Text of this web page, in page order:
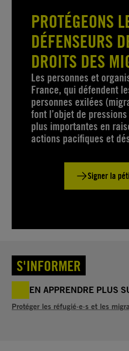
PROTÉGEONS
DÉFENSEURS
DROITS DES
Les personnes et
France, qui défendent
personnes exilées
font l’objet de
plus importantes en
actions pacifiques et
Signer la
S'INFORMER
EN APPRENDRE PLUS
Protéger les réfugié·e·s et les